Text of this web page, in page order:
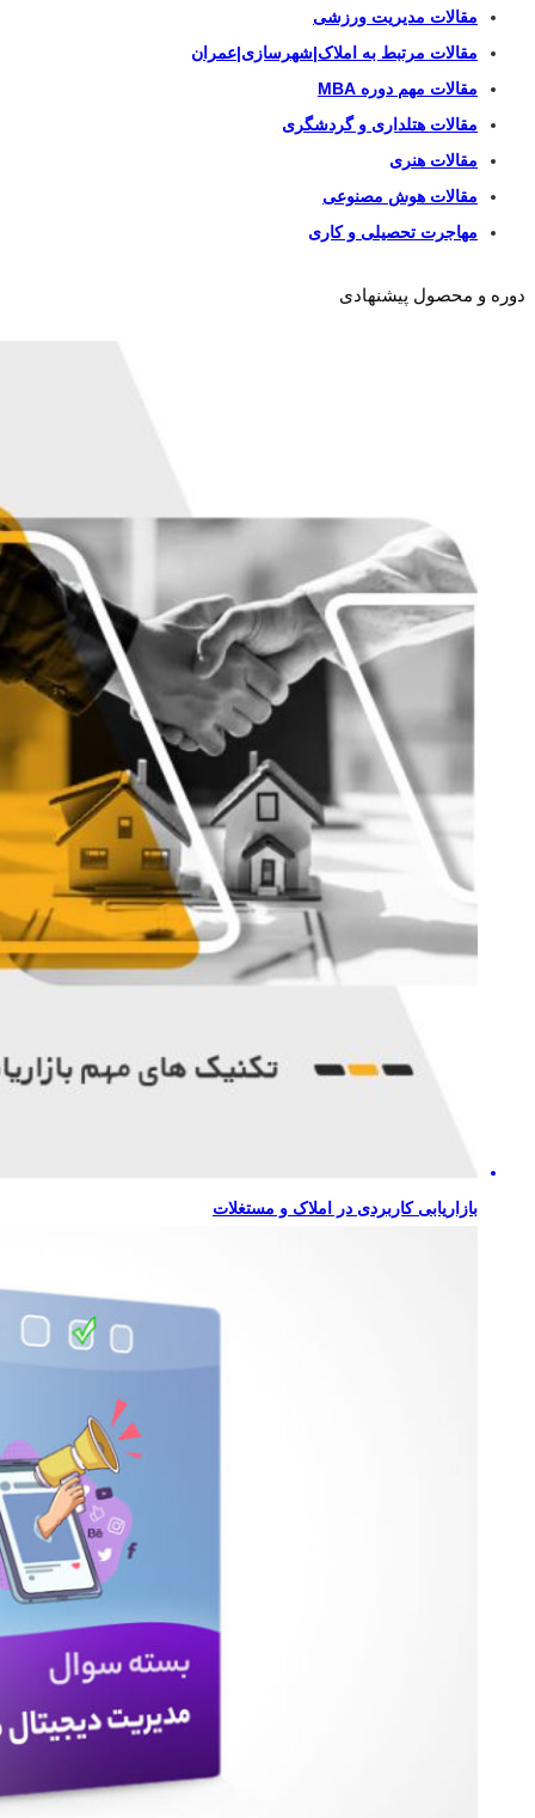
مقالات مدیریت ورزشی
مقالات مرتبط به املاک|شهرسازی|عمران
مقالات مهم دوره MBA
مقالات هتلداری و گردشگری
مقالات هنری
مقالات هوش مصنوعی
مهاجرت تحصیلی و کاری
دوره و محصول پیشنهادی
بازاریابی کاربردی در املاک و مستغلات